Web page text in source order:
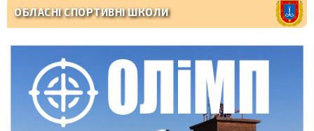
ОБЛАСНІ СПОРТИВНІ ШКОЛИ